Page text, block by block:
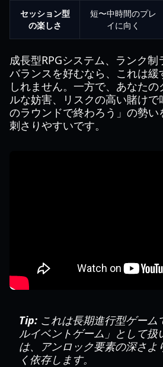
セッション型
の楽しさ
短〜中時間のプレ
イに向く
成長型RPGシステム、ランク
バランスを好むなら、これは緩
しれません。一方で、あなた
ルな妨害、リスクの高い賭けで
のラウンドで終わろう」の勢い
刺さりやすいです。
Tip: これは長期進行型ゲーム
ルイベントゲーム」として扱
は、アンロック要素の深さよ
く依存します。